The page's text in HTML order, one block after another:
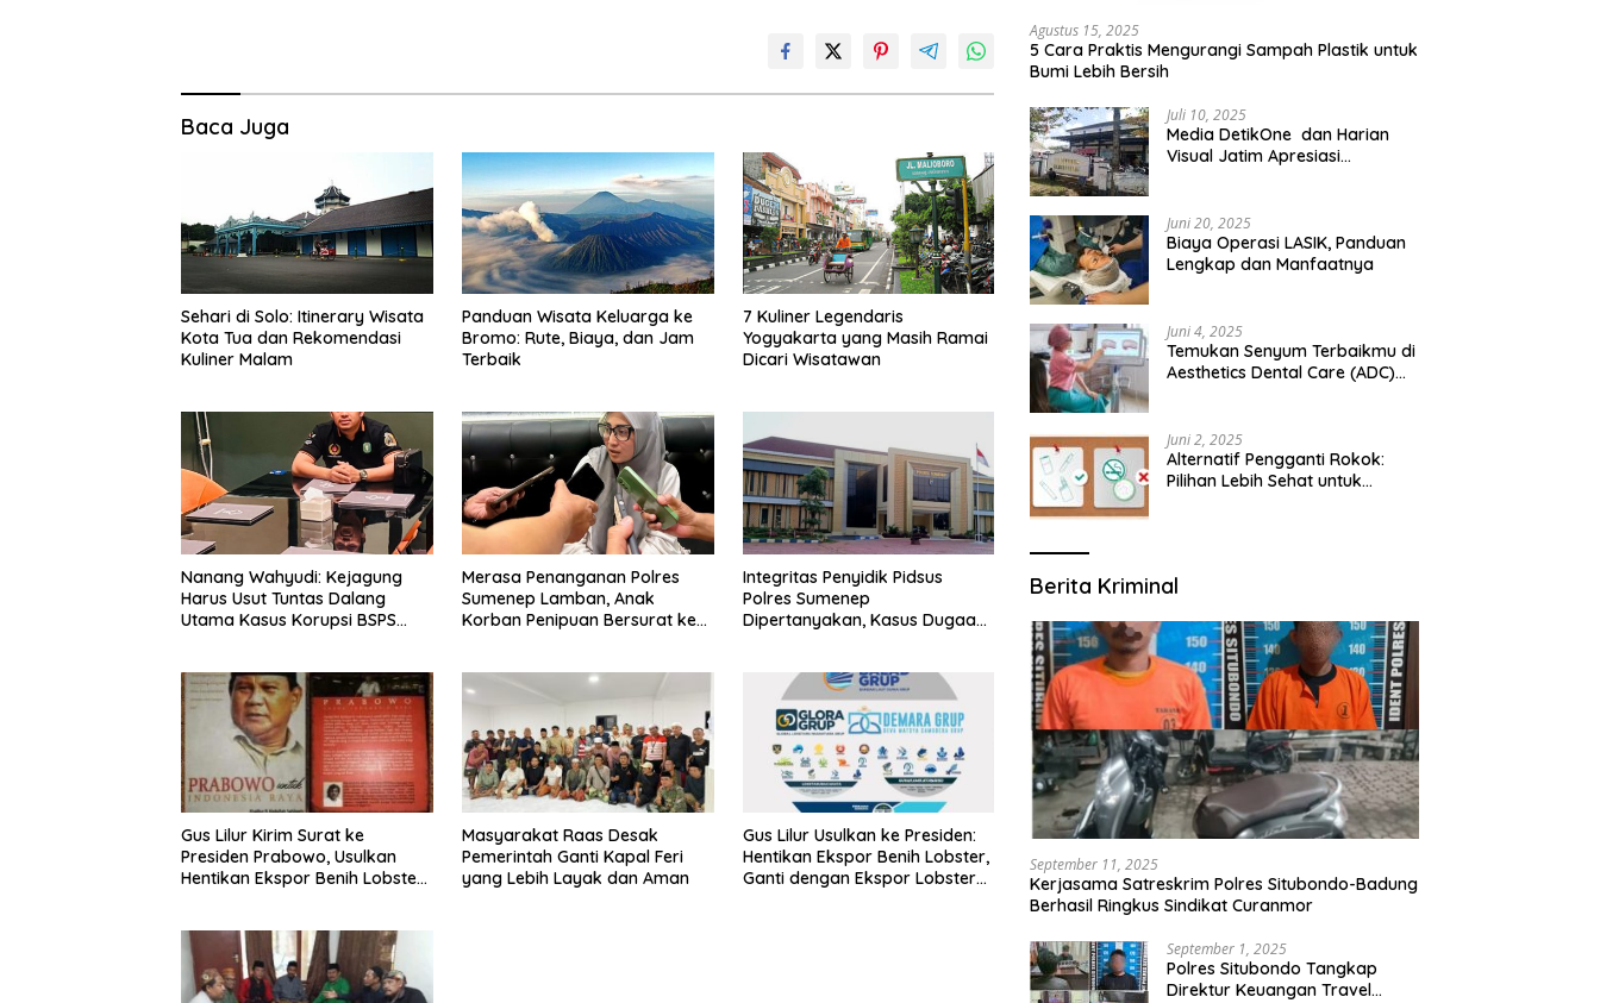
Baca Juga
Sehari di Solo: Itinerary Wisata
Kota Tua dan Rekomendasi
Kuliner Malam
Panduan Wisata Keluarga ke
Bromo: Rute, Biaya, dan Jam
Terbaik
7 Kuliner Legendaris
Yogyakarta yang Masih Ramai
Dicari Wisatawan
Nanang Wahyudi: Kejagung
Harus Usut Tuntas Dalang
Utama Kasus Korupsi BSPS
Merasa Penanganan Polres
Sumenep Lamban, Anak
Korban Penipuan Bersurat ke
Integritas Penyidik Pidsus
Polres Sumenep
Dipertanyakan, Kasus Dugaan
Gus Lilur Kirim Surat ke
Presiden Prabowo, Usulkan
Hentikan Ekspor Benih Lobster
Masyarakat Raas Desak
Pemerintah Ganti Kapal Feri
yang Lebih Layak dan Aman
Gus Lilur Usulkan ke Presiden:
Hentikan Ekspor Benih Lobster,
Ganti dengan Ekspor Lobster
Agustus 15, 2025
5 Cara Praktis Mengurangi Sampah Plastik untuk
Bumi Lebih Bersih
Juli 10, 2025
Media DetikOne dan Harian
Visual Jatim Apresiasi
Juni 20, 2025
Biaya Operasi LASIK, Panduan
Lengkap dan Manfaatnya
Juni 4, 2025
Temukan Senyum Terbaikmu di
Aesthetics Dental Care (ADC)
Juni 2, 2025
Alternatif Pengganti Rokok:
Pilihan Lebih Sehat untuk
Berita Kriminal
September 11, 2025
Kerjasama Satreskrim Polres Situbondo-Badung
Berhasil Ringkus Sindikat Curanmor
September 1, 2025
Polres Situbondo Tangkap
Direktur Keuangan Travel